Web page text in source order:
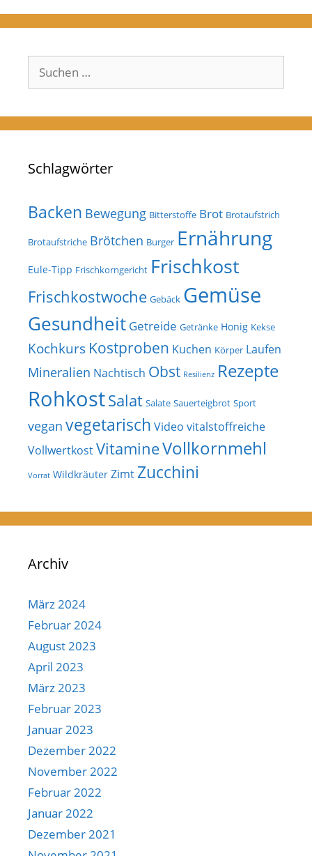
Suchen
nach:
Schlagwörter
Backen Bewegung Bitterstoffe Brot Brotaufstrich
Brotaufstriche Brötchen Burger Ernährung
Eule-Tipp Frischkorngericht Frischkost
Frischkostwoche Gebäck Gemüse
Gesundheit Getreide Getränke Honig Kekse
Kochkurs Kostproben Kuchen Körper Laufen
Mineralien Nachtisch Obst Resilienz Rezepte
RohkostSalat Salate Sauerteigbrot Sport
vegan vegetarisch Video vitalstoffreiche
VollwertkostVitamineVollkornmehl
Vorrat Wildkräuter Zimt Zucchini
Archiv
März 2024
Februar 2024
August 2023
April 2023
März 2023
Februar 2023
Januar 2023
Dezember 2022
November 2022
Februar 2022
Januar 2022
Dezember 2021